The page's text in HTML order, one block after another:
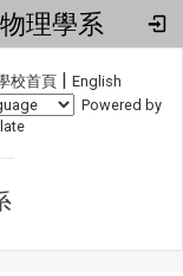
理學系
校首頁 | English
Powered by